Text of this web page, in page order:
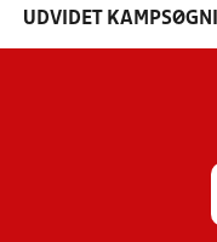
UDVIDET